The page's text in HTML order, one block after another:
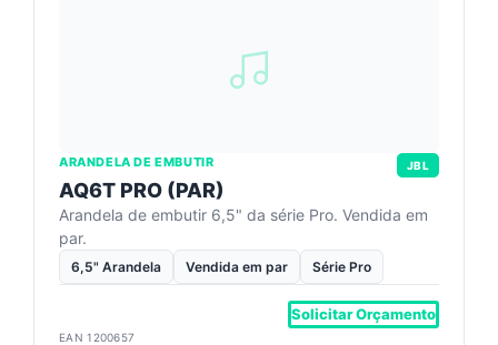
ARANDELA DE EMBUTIR JBL
AQ6T PRO (PAR)
Arandela de embutir 6,5" da série Pro. Vendida em
par.
6,5" Arandela Vendida em par Série Pro
Solicitar Orçamento
EAN 1200657